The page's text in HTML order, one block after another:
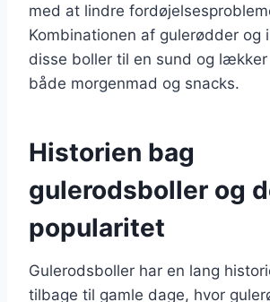
med at lindre
Kombinationen af gulerødder og
disse boller til en sund og
både morgenmad og snacks.
Historien bag
gulerodsboller og
popularitet
Gulerodsboller har en lang
tilbage til gamle dage, hvor